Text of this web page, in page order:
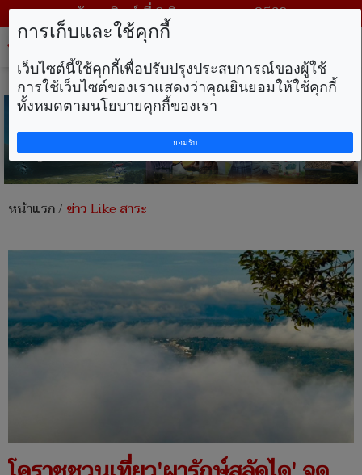
วันอาทิตย์ ที่ 9 สิงหาคม พ.ศ. 2569
หน้าแรก/ข่าว Like สาระ
การเก็บและใช้คุกกี้
เว็บไซต์นี้ใช้คุกกี้เพื่อปรับปรุงประสบการณ์ของผู้ใช้
การใช้เว็บไซต์ของเราแสดงว่าคุณยินยอมให้ใช้คุกกี้
ทั้งหมดตามนโยบายคุกกี้ของเรา
ยอมรับ